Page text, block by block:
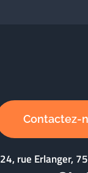
Contactez-
24, rue Erlanger,